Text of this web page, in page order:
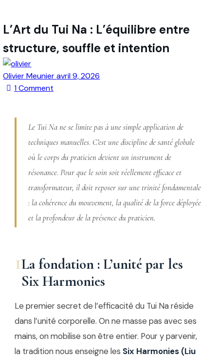
L’Art du Tui Na : L’équilibre entre
structure, souffle et intention
Olivier Meunieravril 9, 2026
1Comment
Le Tui Na ne se limite pas à une simple application de
techniques manuelles. C’est une discipline de santé globale
où le corps du praticien devient un instrument de
résonance. Pour que le soin soit réellement efficace et
transformateur, il doit reposer sur une trinité fondamentale
: la cohérence du mouvement, la qualité de la force déployée
et la profondeur de la présence du praticien.
1La fondation : L’unité par les
Six Harmonies
Le premier secret de l’efficacité du Tui Na réside
dans l’unité corporelle. On ne masse pas avec ses
mains, on mobilise son être entier. Pour y parvenir,
la tradition nous enseigne les Six Harmonies (Liu